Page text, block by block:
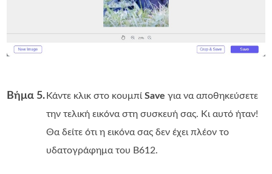
Βήμα 5. Κάντε κλικ στο κουμπίSave για να αποθηκεύσετε
την τελική εικόνα στη συσκευή σας. Κι αυτό ήταν!
Θα δείτε ότι η εικόνα σας δεν έχει πλέον το
υδατογράφημα του B612.